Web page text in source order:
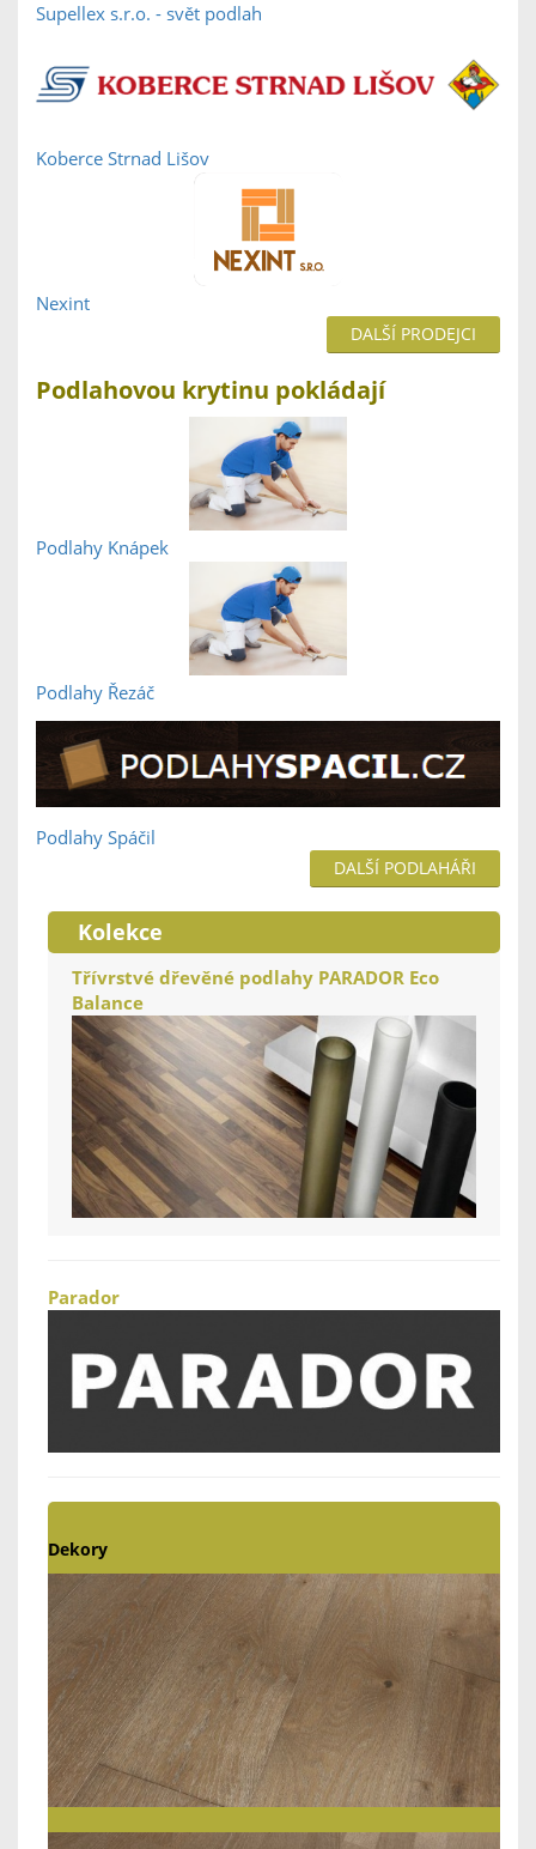
Supellex s.r.o. - svět podlah
Koberce Strnad Lišov
Nexint
DALŠÍ PRODEJCI
Podlahovou krytinu pokládají
Podlahy Knápek
Podlahy Řezáč
Podlahy Spáčil
DALŠÍ PODLAHÁŘI
Kolekce
Třívrstvé dřevěné podlahy PARADOR Eco
Balance
Parador
Dekory